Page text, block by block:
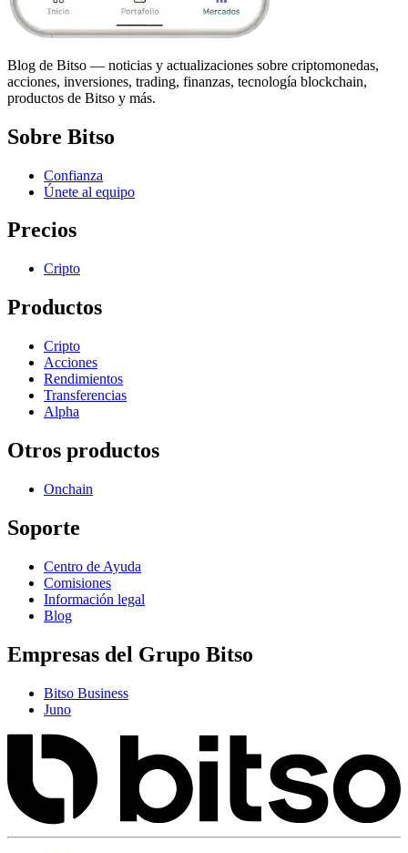
Blog de Bitso — noticias y actualizaciones sobre criptomonedas,
acciones, inversiones, trading, finanzas, tecnología blockchain,
productos de Bitso y más.
Sobre Bitso
Confianza
Únete al equipo
Precios
Cripto
Productos
Cripto
Acciones
Rendimientos
Transferencias
Alpha
Otros productos
Onchain
Soporte
Centro de Ayuda
Comisiones
Información legal
Blog
Empresas del Grupo Bitso
Bitso Business
Juno